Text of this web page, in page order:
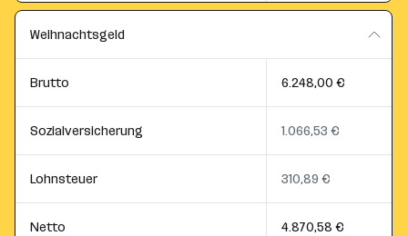
Weihnachtsgeld
Brutto 6.248,00 €
Sozialversicherung 1.066,53 €
Lohnsteuer 310,89 €
Netto 4.870,58 €